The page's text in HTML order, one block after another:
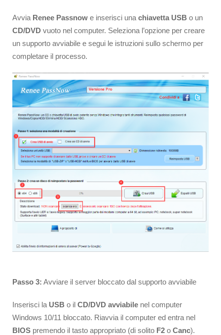
Avvia Renee Passnow e inserisci una chiavetta USB o un
CD/DVD vuoto nel computer. Seleziona l’opzione per creare
un supporto avviabile e segui le istruzioni sullo schermo per
completare il processo.
Passo 3: Avviare il server bloccato dal supporto avviabile
Inserisci la USB o il CD/DVD avviabile nel computer
Windows 10/11 bloccato. Riavvia il computer ed entra nel
BIOS premendo il tasto appropriato (di solito F2 o Canc).